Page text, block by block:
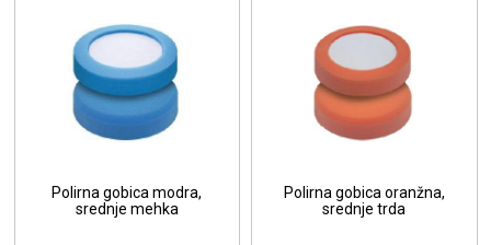
Polirna gobica modra,
srednje mehka
Polirna gobica oranžna,
srednje trda